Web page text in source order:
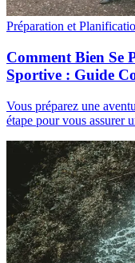
Préparation et
Comment Bien Se
Sportive : Guide
Vous préparez une
étape pour vous assurer